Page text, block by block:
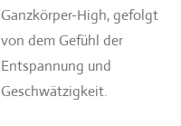
Ganzkörper-High, gefolgt
von dem Gefühl der
Entspannung und
Geschwätzigkeit.